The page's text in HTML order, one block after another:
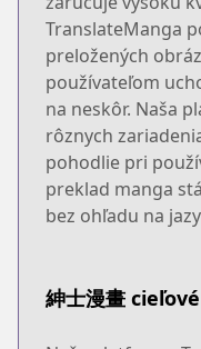
TranslateManga
preložených
používateľom
na neskôr. Naša
rôznych
pohodlie pri
preklad manga
bez ohľadu na
紳士漫畫